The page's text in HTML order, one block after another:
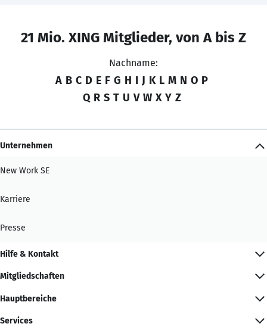
21 Mio. XING Mitglieder, von A bis Z
Nachname:
A B C D E F G H I J K L M N O P
Q R S T U V W X Y Z
Unternehmen
New Work SE
Karriere
Presse
Hilfe & Kontakt
Mitgliedschaften
Hauptbereiche
Services